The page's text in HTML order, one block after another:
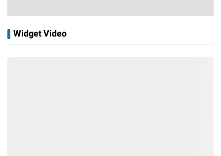
Widget Video